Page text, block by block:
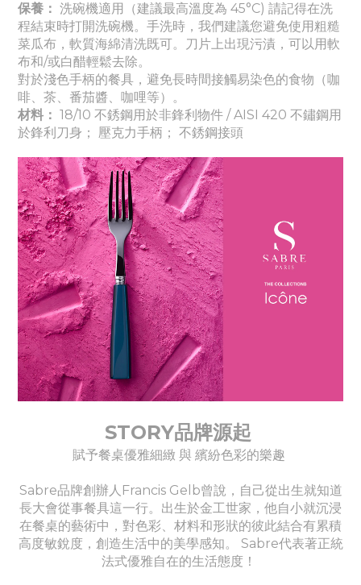
保養： 洗碗機適用（建議最高溫度為 45°C) 請記得在洗
程結束時打開洗碗機。手洗時，我們建議您避免使用粗糙
菜瓜布，軟質海綿清洗既可。刀片上出現污漬，可以用軟
布和/或白醋輕鬆去除。
對於淺色手柄的餐具，避免長時間接觸易染色的食物（咖
啡、茶、番茄醬、咖哩等）。
材料： 18/10 不銹鋼用於非鋒利物件 / AISI 420 不鏽鋼用
於鋒利刀身； 壓克力手柄； 不銹鋼接頭
STORY品牌源起
賦予餐桌優雅細緻 與 繽紛色彩的樂趣
Sabre品牌創辦人Francis Gelb曾說，自己從出生就知道
長大會從事餐具這一行。出生於金工世家，他自小就沉浸
在餐桌的藝術中，對色彩、材料和形狀的彼此結合有累積
高度敏銳度，創造生活中的美學感知。 Sabre代表著正統
法式優雅自在的生活態度！